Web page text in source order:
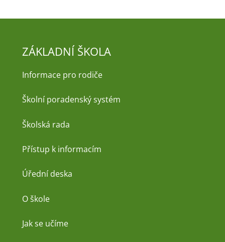
ZÁKLADNÍ ŠKOLA
Informace pro rodiče
Školní poradenský systém
Školská rada
Přístup k informacím
Úřední deska
O škole
Jak se učíme